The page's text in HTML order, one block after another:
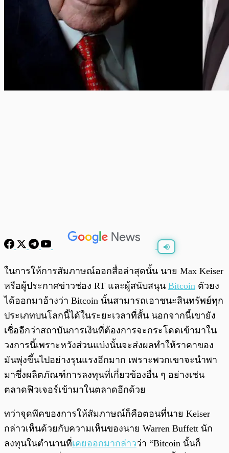
พร้อมเล่น
ในการให้การสัมภาษณ์ออกสื่อล่าสุดนั้น นาย Max Keiser
หรือผู้ประกาศข่าวช่อง RT และผู้สนับสนุน Bitcoin ตัวยง
ได้ออกมาอ้างว่า Bitcoin นั้นสามารถเอาชนะสินทรัพย์ทุก
ประเภทบนโลกนี้ได้ในระยะเวลาที่สั้น นอกจากนี้เขายัง
เชื่ออีกว่าสถาบันการเงินที่ต้องการจะกระโดดเข้ามาใน
วงการนี้เพราะหวังส่วนแบ่งนั้นจะส่งผลทำให้ราคาของ
มันพุ่งขึ้นไปอย่างรุนแรงอีกมาก เพราะพวกเขาจะนำพา
มาซึ่งผลิตภัณฑ์การลงทุนที่เกี่ยวข้องอื่น ๆ อย่างเช่น
ตลาดฟิวเจอร์เข้ามาในตลาดอีกด้วย
ทว่าจุดพีคของการให้สัมภาษณ์ก็คือตอนที่นาย Keiser
กล่าวเห็นด้วยกับความเห็นของนาย Warren Buffett นัก
ลงทุนในตำนานที่เคยออกมากล่าวว่า “Bitcoin นั้นก็